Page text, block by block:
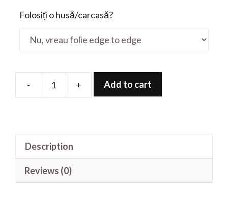
Folosiți o husă/carcasă?
-
Folie
+ Add to cart
Description
Reviews (0)